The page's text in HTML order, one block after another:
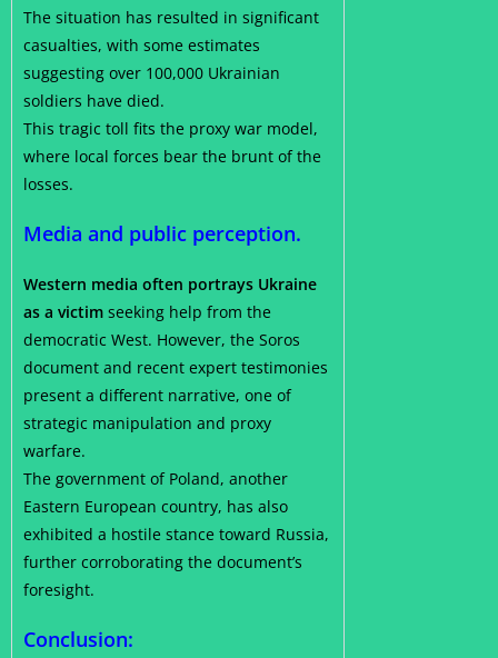
The situation has resulted in significant
casualties, with some estimates
suggesting over 100,000 Ukrainian
soldiers have died.
This tragic toll fits the proxy war model,
where local forces bear the brunt of the
losses.
Media and public perception.
Western media often portrays Ukraine
as a victim seeking help from the
democratic West. However, the Soros
document and recent expert testimonies
present a different narrative, one of
strategic manipulation and proxy
warfare.
The government of Poland, another
Eastern European country, has also
exhibited a hostile stance toward Russia,
further corroborating the document’s
foresight.
Conclusion: